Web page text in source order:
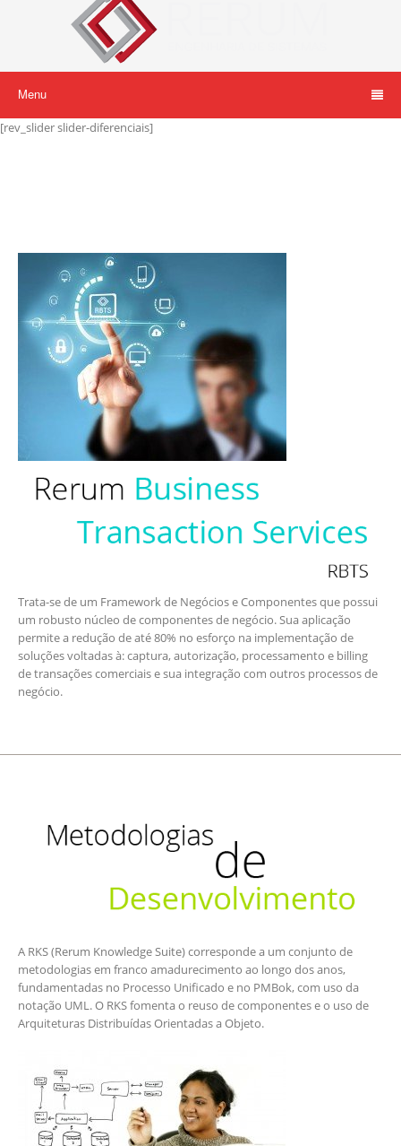
Menu
[rev_slider slider-diferenciais]
Trata-se de um Framework de Negócios e Componentes que possui
um robusto núcleo de componentes de negócio. Sua aplicação
permite a redução de até 80% no esforço na implementação de
soluções voltadas à: captura, autorização, processamento e billing
de transações comerciais e sua integração com outros processos de
negócio.
A RKS (Rerum Knowledge Suite) corresponde a um conjunto de
metodologias em franco amadurecimento ao longo dos anos,
fundamentadas no Processo Unificado e no PMBok, com uso da
notação UML. O RKS fomenta o reuso de componentes e o uso de
Arquiteturas Distribuídas Orientadas a Objeto.